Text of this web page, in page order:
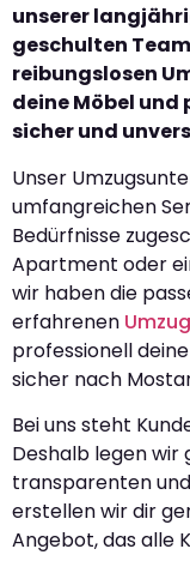
unserer
geschulten
reibungslosen
deine Möbel
sicher und
Unser
umfangreichen
Bedürfnisse
Apartment oder
wir haben die
erfahrenen
professionell
sicher nach
Bei uns steht
Deshalb legen wir
transparenten
erstellen wir dir
Angebot, das alle